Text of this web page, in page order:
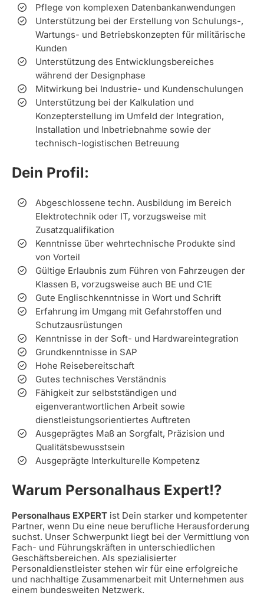
Pflege von komplexen Datenbankanwendungen
Unterstützung bei der Erstellung von Schulungs-,
Wartungs- und Betriebskonzepten für militärische
Kunden
Unterstützung des Entwicklungsbereiches
während der Designphase
Mitwirkung bei Industrie- und Kundenschulungen
Unterstützung bei der Kalkulation und
Konzepterstellung im Umfeld der Integration,
Installation und Inbetriebnahme sowie der
technisch-logistischen Betreuung
Dein Profil:
Abgeschlossene techn. Ausbildung im Bereich
Elektrotechnik oder IT, vorzugsweise mit
Zusatzqualifikation
Kenntnisse über wehrtechnische Produkte sind
von Vorteil
Gültige Erlaubnis zum Führen von Fahrzeugen der
Klassen B, vorzugsweise auch BE und C1E
Gute Englischkenntnisse in Wort und Schrift
Erfahrung im Umgang mit Gefahrstoffen und
Schutzausrüstungen
Kenntnisse in der Soft- und Hardwareintegration
Grundkenntnisse in SAP
Hohe Reisebereitschaft
Gutes technisches Verständnis
Fähigkeit zur selbstständigen und
eigenverantwortlichen Arbeit sowie
dienstleistungsorientiertes Auftreten
Ausgeprägtes Maß an Sorgfalt, Präzision und
Qualitätsbewusstsein
Ausgeprägte Interkulturelle Kompetenz
Warum Personalhaus Expert!?
Personalhaus EXPERT ist Dein starker und kompetenter
Partner, wenn Du eine neue berufliche Herausforderung
suchst. Unser Schwerpunkt liegt bei der Vermittlung von
Fach- und Führungskräften in unterschiedlichen
Geschäftsbereichen. Als spezialisierter
Personaldienstleister stehen wir für eine erfolgreiche
und nachhaltige Zusammenarbeit mit Unternehmen aus
einem bundesweiten Netzwerk.